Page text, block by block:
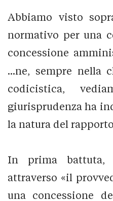
Abbiamo visto
normativo per una
concessione
...ne, sempre nella
codicistica,
giurisprudenza ha
la natura del
In prima battuta,
attraverso «il
una concessione